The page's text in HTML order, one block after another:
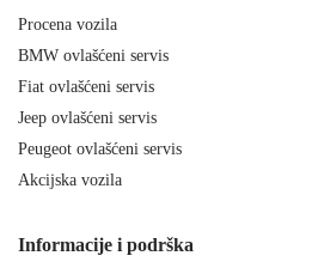
Procena vozila
BMW ovlašćeni servis
Fiat ovlašćeni servis
Jeep ovlašćeni servis
Peugeot ovlašćeni servis
Akcijska vozila
Informacije i podrška